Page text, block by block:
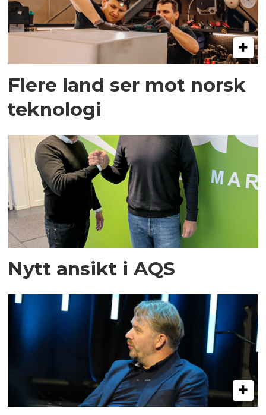
Flere land ser mot norsk
teknologi
Nytt ansikt i AQS